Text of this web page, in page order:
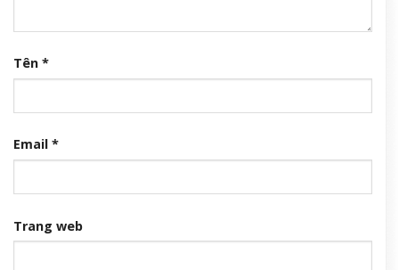
Tên *
Email *
Trang web